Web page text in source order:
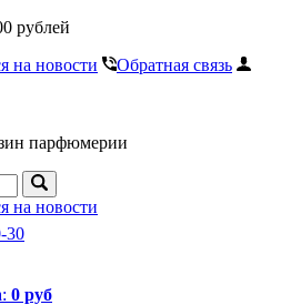
рублей
на новости
Обратная связь
парфюмерии
на новости
30
0 руб